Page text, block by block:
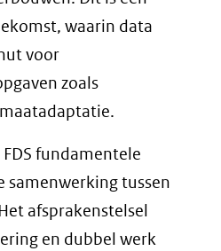
waarin data
voor
zoals
fundamentele
samenwerking tussen
afsprakenstelsel
en dubbel werk